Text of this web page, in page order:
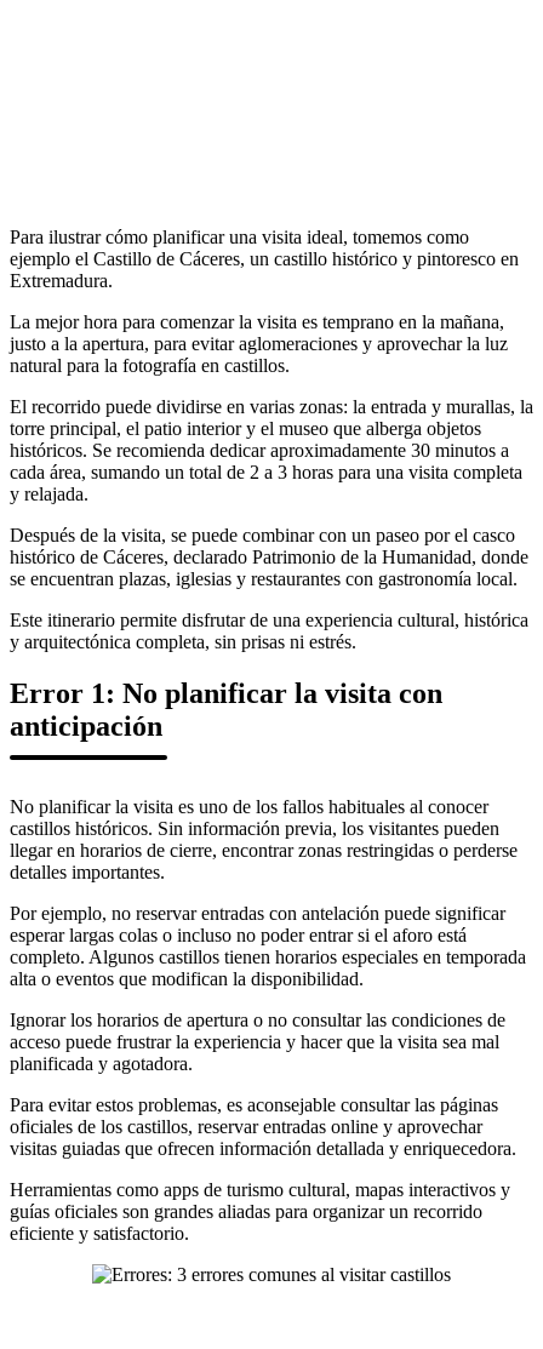
Para ilustrar cómo planificar una visita ideal, tomemos como
ejemplo el Castillo de Cáceres, un castillo histórico y pintoresco en
Extremadura.
La mejor hora para comenzar la visita es temprano en la mañana,
justo a la apertura, para evitar aglomeraciones y aprovechar la luz
natural para la fotografía en castillos.
El recorrido puede dividirse en varias zonas: la entrada y murallas, la
torre principal, el patio interior y el museo que alberga objetos
históricos. Se recomienda dedicar aproximadamente 30 minutos a
cada área, sumando un total de 2 a 3 horas para una visita completa
y relajada.
Después de la visita, se puede combinar con un paseo por el casco
histórico de Cáceres, declarado Patrimonio de la Humanidad, donde
se encuentran plazas, iglesias y restaurantes con gastronomía local.
Este itinerario permite disfrutar de una experiencia cultural, histórica
y arquitectónica completa, sin prisas ni estrés.
Error 1: No planificar la visita con
anticipación
No planificar la visita es uno de los fallos habituales al conocer
castillos históricos. Sin información previa, los visitantes pueden
llegar en horarios de cierre, encontrar zonas restringidas o perderse
detalles importantes.
Por ejemplo, no reservar entradas con antelación puede significar
esperar largas colas o incluso no poder entrar si el aforo está
completo. Algunos castillos tienen horarios especiales en temporada
alta o eventos que modifican la disponibilidad.
Ignorar los horarios de apertura o no consultar las condiciones de
acceso puede frustrar la experiencia y hacer que la visita sea mal
planificada y agotadora.
Para evitar estos problemas, es aconsejable consultar las páginas
oficiales de los castillos, reservar entradas online y aprovechar
visitas guiadas que ofrecen información detallada y enriquecedora.
Herramientas como apps de turismo cultural, mapas interactivos y
guías oficiales son grandes aliadas para organizar un recorrido
eficiente y satisfactorio.